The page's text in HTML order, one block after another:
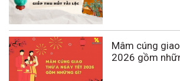
Mâm cúng
2026 gồm